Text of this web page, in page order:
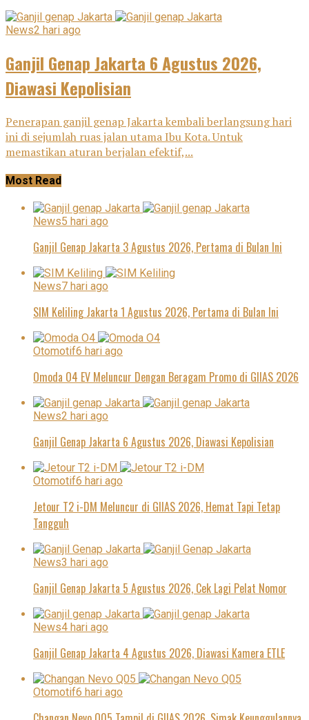
News2 hari ago
Ganjil Genap Jakarta 6 Agustus 2026,
Diawasi Kepolisian
Penerapan ganjil genap Jakarta kembali berlangsung hari
ini di sejumlah ruas jalan utama Ibu Kota. Untuk
memastikan aturan berjalan efektif,...
Most Read
News5 hari ago
Ganjil Genap Jakarta 3 Agustus 2026, Pertama di Bulan Ini
News7 hari ago
SIM Keliling Jakarta 1 Agustus 2026, Pertama di Bulan Ini
Otomotif6 hari ago
Omoda O4 EV Meluncur Dengan Beragam Promo di GIIAS 2026
News2 hari ago
Ganjil Genap Jakarta 6 Agustus 2026, Diawasi Kepolisian
Otomotif6 hari ago
Jetour T2 i-DM Meluncur di GIIAS 2026, Hemat Tapi Tetap
Tangguh
News3 hari ago
Ganjil Genap Jakarta 5 Agustus 2026, Cek Lagi Pelat Nomor
News4 hari ago
Ganjil Genap Jakarta 4 Agustus 2026, Diawasi Kamera ETLE
Otomotif6 hari ago